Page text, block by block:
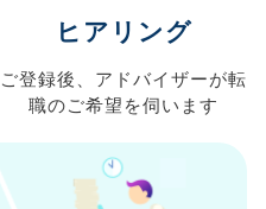
ヒアリング
ご登録後、 アドバイザーが転
職のご希望を伺います